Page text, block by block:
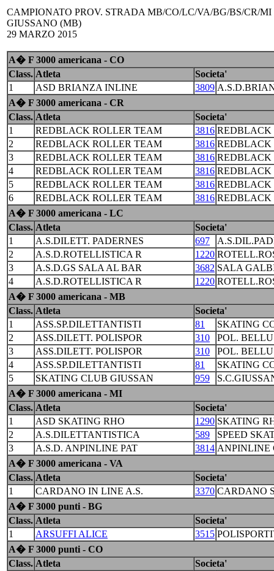
CAMPIONATO PROV. STRADA MB/CO/LC/VA/BG/BS/CR/MI
GIUSSANO (MB)
29 MARZO 2015
A� F 3000 americana - CO
Class. Atleta
Societa'
1
ASD BRIANZA INLINE 3809
A� F 3000 americana - CR
Class. Atleta
Societa'
1
REDBLACK ROLLER TEAM 3816 REDBLACK
2
REDBLACK ROLLER TEAM 3816 REDBLACK
3
REDBLACK ROLLER TEAM 3816 REDBLACK
4
REDBLACK ROLLER TEAM 3816 REDBLACK
5
REDBLACK ROLLER TEAM 3816 REDBLACK
6
REDBLACK ROLLER TEAM 3816 REDBLACK
A� F 3000 americana - LC
Class. Atleta
Societa'
1
A.S.DILETT. PADERNES 697
2
A.S.D.ROTELLISTICA R 1220
3
A.S.D.GS SALA AL BAR 3682 SALA
4
A.S.D.ROTELLISTICA R 1220
A� F 3000 americana - MB
Class. Atleta
Societa'
1
ASS.SP.DILETTANTISTI 81
SKATING
2
ASS.DILETT. POLISPOR 310
POL.
3
ASS.DILETT. POLISPOR 310
POL.
4
ASS.SP.DILETTANTISTI 81
SKATING
5
SKATING CLUB GIUSSAN 959
A� F 3000 americana - MI
Class. Atleta
Societa'
1
ASD SKATING RHO 1290 SKATING
2
A.S.DILETTANTISTICA 589
SPEED
3
A.S.D. ANPINLINE PAT 3814 ANPINLINE
A� F 3000 americana - VA
Class. Atleta
Societa'
1
CARDANO IN LINE A.S. 3370 CARDANO
A� F 3000 punti - BG
Class. Atleta
Societa'
1
ARSUFFI ALICE 3515
A� F 3000 punti - CO
Class. Atleta
Societa'